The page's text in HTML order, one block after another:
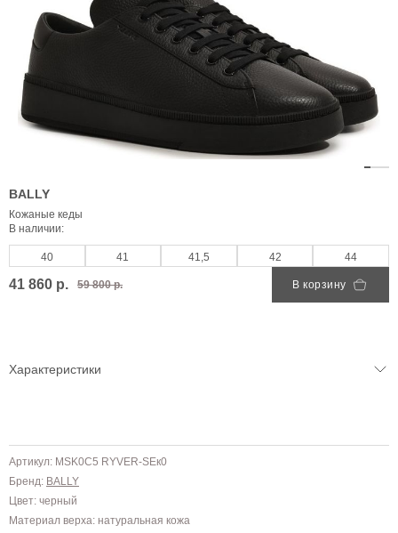
BALLY
Кожаные кеды
В наличии:
40 41 41,5 42 44
41 860 р. 59 800 р. В корзину
Характеристики
Артикул: MSK0C5 RYVER-SEк0
Бренд: BALLY
Цвет: черный
Материал верха: натуральная кожа